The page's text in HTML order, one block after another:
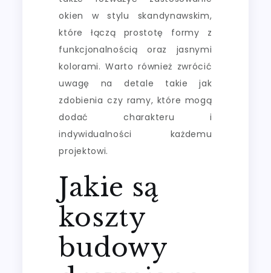
okien w stylu skandynawskim,
które łączą prostotę formy z
funkcjonalnością oraz jasnymi
kolorami. Warto również zwrócić
uwagę na detale takie jak
zdobienia czy ramy, które mogą
dodać charakteru i
indywidualności każdemu
projektowi.
Jakie są
koszty
budowy